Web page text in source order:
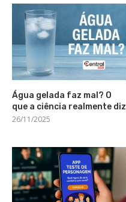
Água gelada faz mal? O
que a ciência realmente diz
26/11/2025